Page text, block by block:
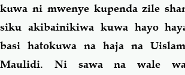
kuwa ni mwenye kupenda zile
siku akibainikiwa kuwa hayo
basi hatokuwa na haja na
Maulidi. Ni sawa na wale